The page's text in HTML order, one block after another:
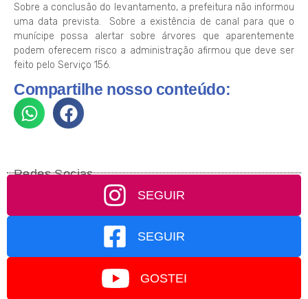
Sobre a conclusão do levantamento, a prefeitura não informou
uma data prevista. Sobre a existência de canal para que o
munícipe possa alertar sobre árvores que aparentemente
podem oferecem risco a administração afirmou que deve ser
feito pelo Serviço 156.
Compartilhe nosso conteúdo:
Redes Socias
SEGUIR
SEGUIR
GOSTEI